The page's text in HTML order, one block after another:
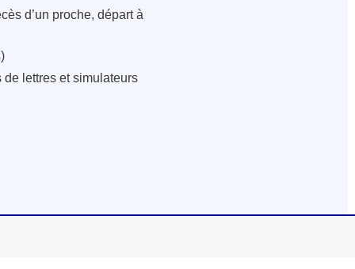
d’un proche, départ à
lettres et simulateurs